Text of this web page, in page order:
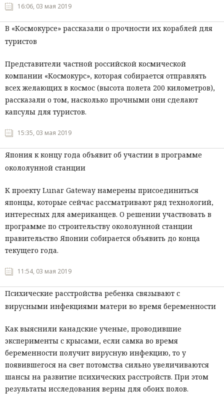
16:06, 03 мая 2019
В «Космокурсе» рассказали о прочности их кораблей для
туристов
Представители частной российской космической
компании «Космокурс», которая собирается отправлять
всех желающих в космос (высота полета 200 километров),
рассказали о том, насколько прочными они сделают
капсулы для туристов.
15:35, 03 мая 2019
Япония к концу года объявит об участии в программе
окололунной станции
К проекту Lunar Gateway намерены присоединиться
японцы, которые сейчас рассматривают ряд технологий,
интересных для американцев. О решении участвовать в
программе по строительству окололунной станции
правительство Японии собирается объявить до конца
текущего года.
11:54, 03 мая 2019
Психические расстройства ребенка связывают с
вирусными инфекциями матери во время беременности
Как выяснили канадские ученые, проводившие
эксперименты с крысами, если самка во время
беременности получит вирусную инфекцию, то у
появившегося на свет потомства сильно увеличиваются
шансы на развитие психических расстройств. При этом
результаты исследования верны для обоих полов.